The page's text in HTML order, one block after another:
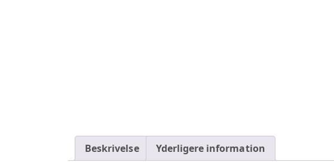
Beskrivelse Yderligere information